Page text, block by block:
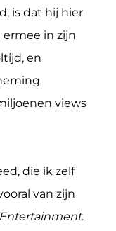
is dat hij hier
ermee in zijn
en
views
die ik zelf
van zijn
.